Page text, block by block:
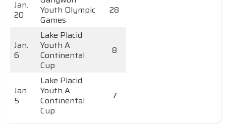
Jan.
20
Youth Olympic
Games
28
Jan.
6
Lake Placid
Youth A
Continental
Cup
8
Jan.
5
Lake Placid
Youth A
Continental
Cup
7